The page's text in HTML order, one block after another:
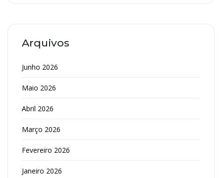
Arquivos
Junho 2026
Maio 2026
Abril 2026
Março 2026
Fevereiro 2026
Janeiro 2026